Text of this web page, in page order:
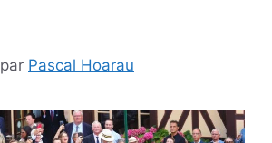
par Pascal Hoarau